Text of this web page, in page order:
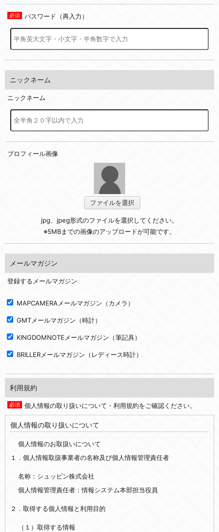
パスワード（再入力）
ニックネーム
ニックネーム
プロフィール画像
ファイルを選択
jpg、jpeg形式のファイルを選択してください。
※5MBまでの画像のアップロードが可能です。
メールマガジン
登録するメールマガジン
MAPCAMERAメールマガジン（カメラ）
GMTメールマガジン（時計）
KINGDOMNOTEメールマガジン（筆記具）
BRILLERメールマガジン（レディース時計）
利用規約
個人情報の取り扱いについて・利用規約をご確認ください。
個人情報の取り扱いについて
個人情報のお取扱いについて
１．個人情報取扱事業者の名称及び個人情報管理責任者
名称：シュッピン株式会社
個人情報管理責任者：情報システム本部担当役員
２．取得する個人情報と利用目的
（１）取得する情報